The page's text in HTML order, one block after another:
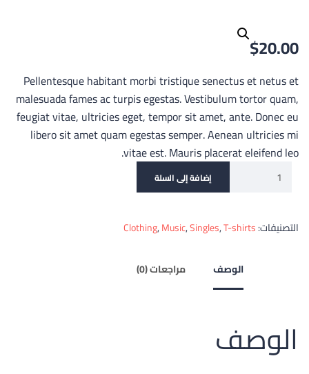
$20.00
Pellentesque habitant morbi tristique senectus et netus et
malesuada fames ac turpis egestas. Vestibulum tortor quam,
feugiat vitae, ultricies eget, tempor sit amet, ante. Donec eu
libero sit amet quam egestas semper. Aenean ultricies mi
vitae est. Mauris placerat eleifend leo.
إضافة إلى السلة
التصنيفات: Clothing,Music,Singles,T-shirts
الوصف مراجعات (0)
الوصف